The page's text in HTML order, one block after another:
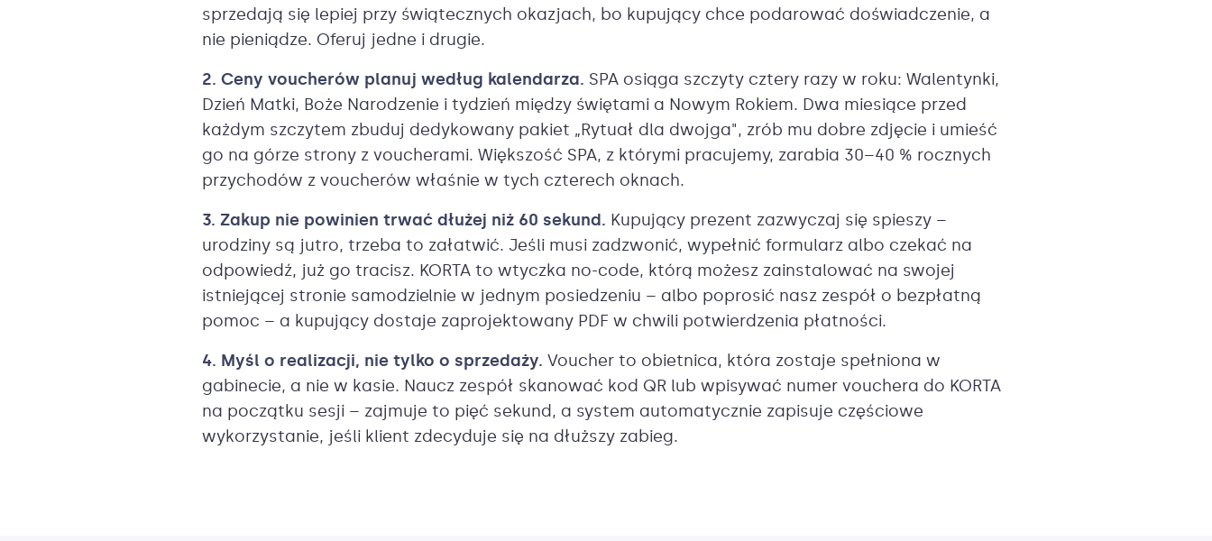
sprzedają się lepiej przy świątecznych okazjach, bo kupujący chce podarować doświadczenie, a
nie pieniądze. Oferuj jedne i drugie.
2. Ceny voucherów planuj według kalendarza. SPA osiąga szczyty cztery razy w roku: Walentynki,
Dzień Matki, Boże Narodzenie i tydzień między świętami a Nowym Rokiem. Dwa miesiące przed
każdym szczytem zbuduj dedykowany pakiet „Rytuał dla dwojga", zrób mu dobre zdjęcie i umieść
go na górze strony z voucherami. Większość SPA, z którymi pracujemy, zarabia 30–40 % rocznych
przychodów z voucherów właśnie w tych czterech oknach.
3. Zakup nie powinien trwać dłużej niż 60 sekund. Kupujący prezent zazwyczaj się spieszy –
urodziny są jutro, trzeba to załatwić. Jeśli musi zadzwonić, wypełnić formularz albo czekać na
odpowiedź, już go tracisz. KORTA to wtyczka no-code, którą możesz zainstalować na swojej
istniejącej stronie samodzielnie w jednym posiedzeniu – albo poprosić nasz zespół o bezpłatną
pomoc – a kupujący dostaje zaprojektowany PDF w chwili potwierdzenia płatności.
4. Myśl o realizacji, nie tylko o sprzedaży. Voucher to obietnica, która zostaje spełniona w
gabinecie, a nie w kasie. Naucz zespół skanować kod QR lub wpisywać numer vouchera do KORTA
na początku sesji – zajmuje to pięć sekund, a system automatycznie zapisuje częściowe
wykorzystanie, jeśli klient zdecyduje się na dłuższy zabieg.